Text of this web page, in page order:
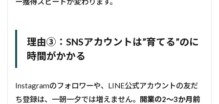
理由③：SNSアカウントは”育てる”のに
時間がかかる
Instagramのフォロワーや、LINE公式アカウントの友だ
ち登録は、一朝一夕では増えません。 開業の2〜3か月前